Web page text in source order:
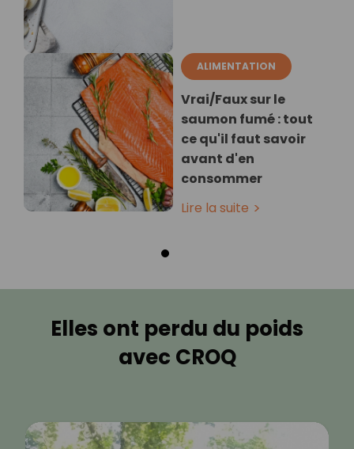
ALIMENTATION
Vrai/Faux sur le
saumon fumé : tout
ce qu'il faut savoir
avant d'en
consommer
Lire la suite
Elles ont perdu du poids
avec CROQ